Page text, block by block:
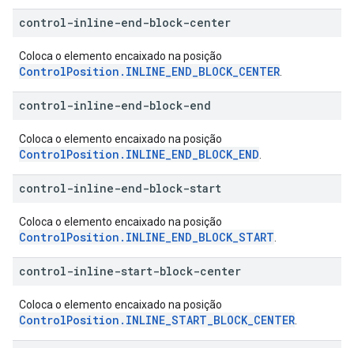
control-inline-end-block-center
Coloca o elemento encaixado na posição
ControlPosition.INLINE_END_BLOCK_CENTER
control-inline-end-block-end
Coloca o elemento encaixado na posição
ControlPosition.INLINE_END_BLOCK_END
control-inline-end-block-start
Coloca o elemento encaixado na posição
ControlPosition.INLINE_END_BLOCK_START
control-inline-start-block-center
Coloca o elemento encaixado na posição
ControlPosition.INLINE_START_BLOCK_CENTER